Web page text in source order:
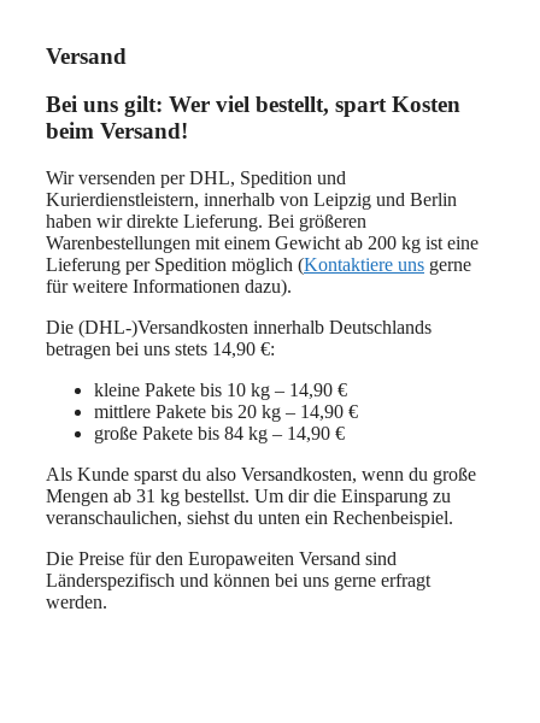
Versand
Bei uns gilt: Wer viel bestellt, spart Kosten
beim Versand!
Wir versenden per DHL, Spedition und
Kurierdienstleistern, innerhalb von Leipzig und Berlin
haben wir direkte Lieferung. Bei größeren
Warenbestellungen mit einem Gewicht ab 200 kg ist eine
Lieferung per Spedition möglich (Kontaktiere uns gerne
für weitere Informationen dazu).
Die (DHL-)Versandkosten innerhalb Deutschlands
betragen bei uns stets 14,90 €:
kleine Pakete bis 10 kg – 14,90 €
mittlere Pakete bis 20 kg – 14,90 €
große Pakete bis 84 kg – 14,90 €
Als Kunde sparst du also Versandkosten, wenn du große
Mengen ab 31 kg bestellst. Um dir die Einsparung zu
veranschaulichen, siehst du unten ein Rechenbeispiel.
Die Preise für den Europaweiten Versand sind
Länderspezifisch und können bei uns gerne erfragt
werden.